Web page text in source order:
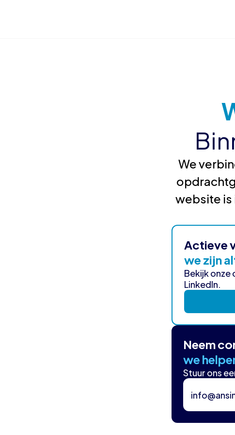
We
website is
Actieve
we zijn
Bekijk onze
LinkedIn.
Neem
we
Stuur ons